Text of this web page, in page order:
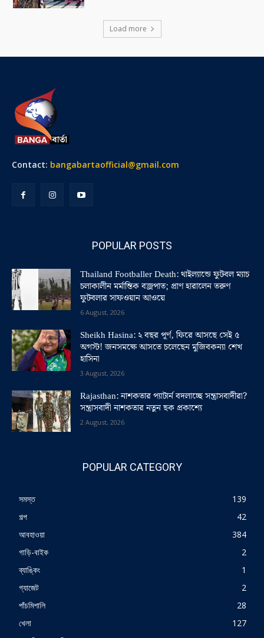
Load more
Contact: bangabartaofficial@gmail.com
POPULAR POSTS
Thailand Footballer Death: থাইল্যান্ডে ফুটবল ম্যাচ
চলাকালীন মর্মান্তিক বজ্রপাত; প্রাণ হারালেন তরুণ
ফুটবলার সাফওয়ান আওয়ে
6 August, 2026
Sheikh Hasina: ২ বছর পূর্ণ, ফিরে আসছে সেই ৫
অগস্ট! জনসমক্ষে আসতে চলেছেন মুজিবকন্যা শেখ
হাসিনা
3 August, 2026
Rajasthan: নাশকতার প্যাটার্ন বদলাচ্ছে সন্ত্রাসবাদীরা?
সন্ত্রাসবাদী নাশকতার নতুন ছক প্রকাশ্যে
2 August, 2026
POPULAR CATEGORY
সমস্ত
139
গল্প
42
আবহাওয়া
384
গাড়ি-বাইক
2
ব্যাঙ্কিং
1
গ্যাজেট
2
পাঁচমিশালি
28
খেলা
127